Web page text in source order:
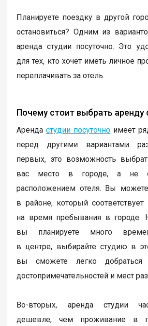
Планируете поездку в другой
остановиться? Одним из
аренда студии посуточно. Это
для тех, кто хочет иметь личное
переплачивать за отель.
Почему стоит выбрать аренду
Арендастудии посуточно имеет
перед другими вариантами
первых, это возможность
вас место в городе, а не
расположением отеля. Вы
в районе, который
на время пребывания в городе.
вы планируете много
в центре, выбирайте студию в
вы сможете легко
достопримечательностей и мест
Во-вторых, аренда студии
дешевле, чем проживание в